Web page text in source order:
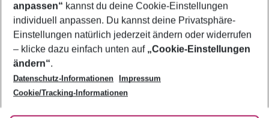
Footer
Footer navigation
Über uns
AGB
Bestpreisgarantie
Cookie-Einstellungen ändern
Cookie-Richtlinie
Agenturbetreuung
Barrierefreies Reisen
Folge uns
anpassen“ kannst du deine Cookie-Einstellungen
individuell anpassen. Du kannst deine Privatsphäre-
Einstellungen natürlich jederzeit ändern oder widerrufen
– klicke dazu einfach unten auf „Cookie-Einstellungen
ändern“.
Datenschutz-Informationen
Impressum
Cookie/Tracking-Informationen